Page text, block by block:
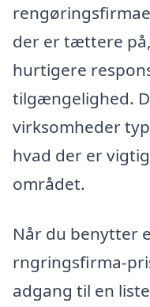
der er tættere
hurtigere
tilgængelighed.
virksomheder
hvad der er
området.
Når du benytter
rngringsfirma-
adgang til en